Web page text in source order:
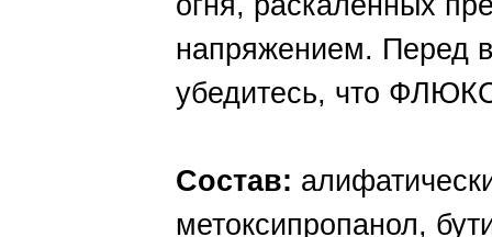
напряжением. Перед
убедитесь, что
Состав:
метоксипропанол,